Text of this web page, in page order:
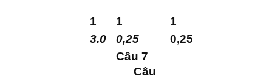
1 1
1
3.0
0,25 0,25
Câu 7
Câu